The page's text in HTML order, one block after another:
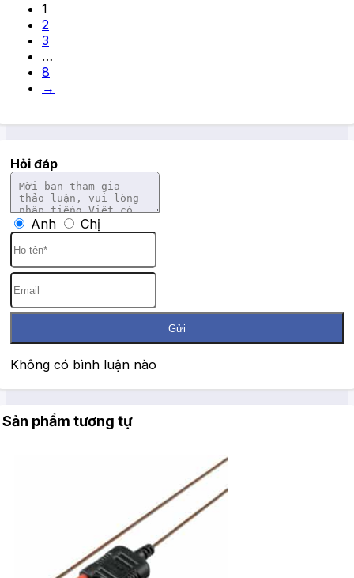
1
2
3
…
8
→
Hỏi đáp
Anh Chị
Gửi
Không có bình luận nào
Sản phẩm tương tự